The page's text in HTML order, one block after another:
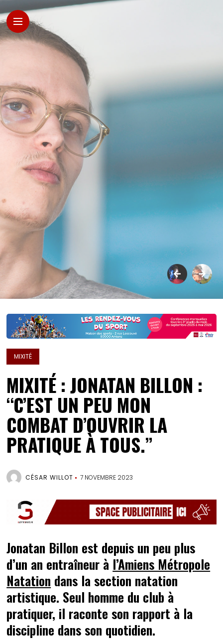
MIXITÉ
MIXITÉ : JONATAN BILLON :
“C’EST UN PEU MON
COMBAT D’OUVRIR LA
PRATIQUE À TOUS.”
CÉSAR WILLOT 7 NOVEMBRE 2023
Jonatan Billon est depuis un peu plus
d’un an entraîneur à l’Amiens Métropole
Natation dans la section natation
artistique. Seul homme du club à
pratiquer, il raconte son rapport à la
discipline dans son quotidien.